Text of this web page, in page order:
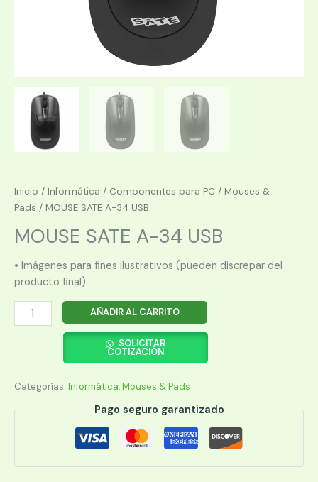
Inicio / Informática / Componentes para PC / Mouses &
Pads / MOUSE SATE A-34 USB
MOUSE SATE A-34 USB
• Imágenes para fines ilustrativos (pueden discrepar del
producto final).
MOUSE
SATE
USB
cantidad
AÑADIR AL CARRITO
SOLICITAR
COTIZACIÓN
Categorías: Informática,Mouses & Pads
Pago seguro garantizado